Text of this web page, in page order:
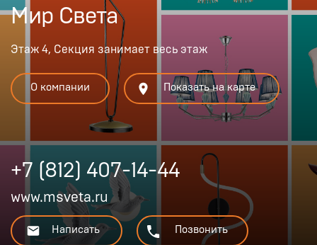
Мир Света
Этаж 4, Секция занимает весь этаж
О компании Показать на карте
+7 (812) 407-14-44
www.msveta.ru
Написать Позвонить